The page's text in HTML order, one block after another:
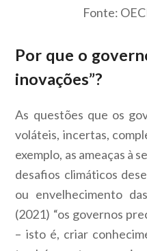
Fonte:
Por que o
inovações”?
As questões que os
voláteis, incertas,
exemplo, as ameaças à
desafios climáticos
ou envelhecimento
(2021) “os governos
– isto é, criar